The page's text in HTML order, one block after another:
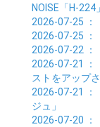
NOISE「H-224
2026-07-25 ：
2026-07-25
2026-07-22 ：
2026-07-21
：
ストをアップ
2026-07-21
：
ジュ」
2026-07-20 ：